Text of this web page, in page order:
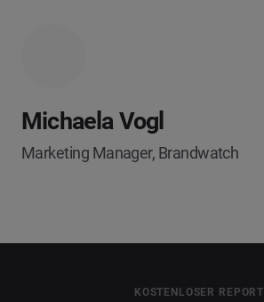
Michaela Vogl
Marketing Manager, Brandwatch
KOSTENLOSER REPORT